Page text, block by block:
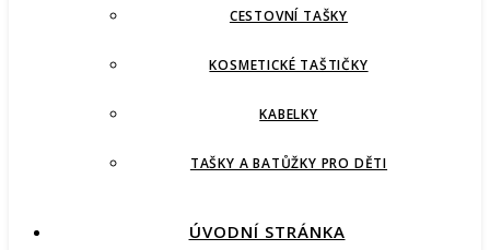
CESTOVNÍ TAŠKY
KOSMETICKÉ TAŠTIČKY
KABELKY
TAŠKY A BATŮŽKY PRO DĚTI
ÚVODNÍ STRÁNKA